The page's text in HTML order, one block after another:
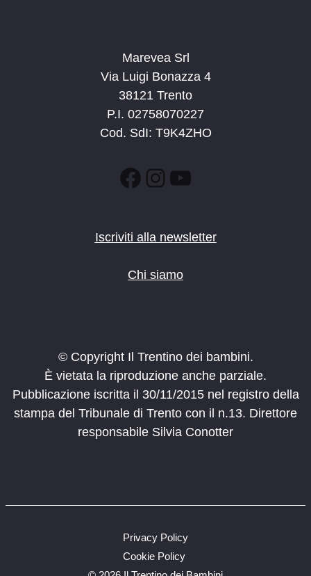
Marevea Srl
Via Luigi Bonazza 4
38121 Trento
P.I. 02758070227
Cod. SdI: T9K4ZHO
Facebook
Instagram
YouTube
Iscriviti alla newsletter
Chi siamo
© Copyright Il Trentino dei bambini.
È vietata la riproduzione anche parziale.
Pubblicazione iscritta il 30/11/2015 nel registro della
stampa del Tribunale di Trento con il n.13. Direttore
responsabile Silvia Conotter
Privacy Policy
Cookie Policy